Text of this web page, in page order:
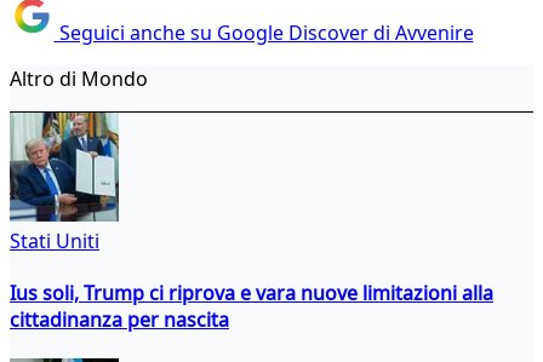
Seguici anche su Google Discover di Avvenire
Altro di Mondo
Stati Uniti
Ius soli, Trump ci riprova e vara nuove limitazioni alla
cittadinanza per nascita